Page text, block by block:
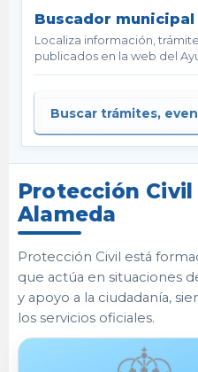
Buscador municipal
Localiza información,
publicados en la web del
Protección Civil
Alameda
Protección Civil está
que actúa en situaciones
y apoyo a la ciudadanía,
los servicios oficiales.